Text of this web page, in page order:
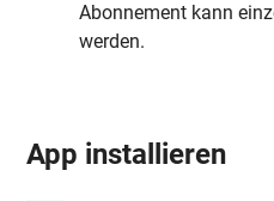
Abonnement kann
werden.
App installieren